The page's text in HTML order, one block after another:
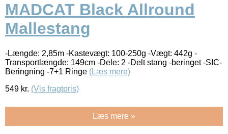
MADCAT Black Allround
Mallestang
-Længde: 2,85m -Kastevægt: 100-250g -Vægt: 442g -
Transportlængde: 149cm -Dele: 2 -Delt stang -beringet -SIC-
Beringning -7+1 Ringe (Læs mere)
549 kr. (Vis fragtpris)
Læs mere »